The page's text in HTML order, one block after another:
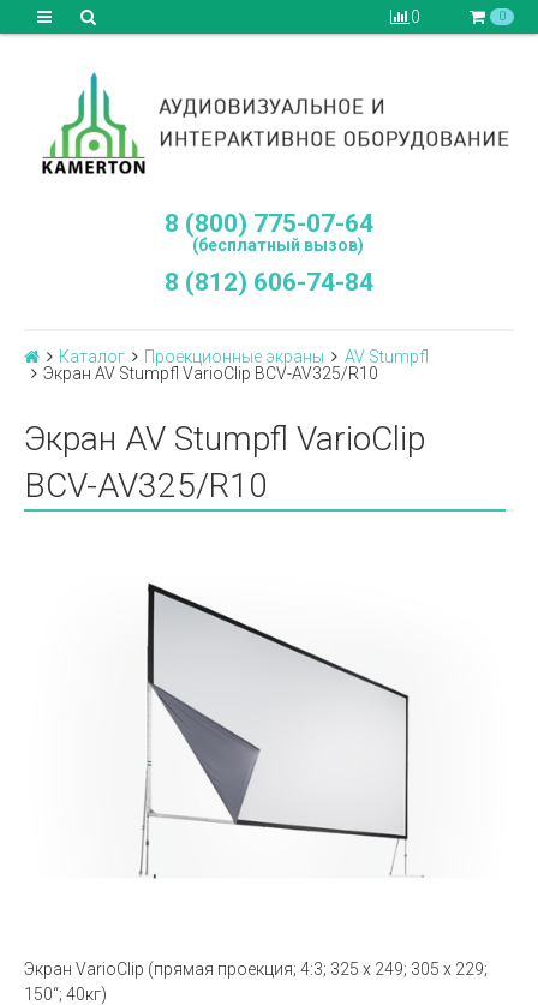
0 0
8 (800) 775-07-64
(бесплатный вызов)
8 (812) 606-74-84
Каталог Проекционные экраны
AV Stumpfl
Экран AV Stumpfl VarioClip BCV-AV325/R10
Экран AV Stumpfl VarioClip
BCV-AV325/R10
Экран VarioClip (прямая проекция; 4:3; 325 x 249; 305 x 229;
150“; 40кг)